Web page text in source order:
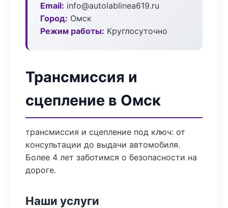
Email: info@autolablinea619.ru
Город: Омск
Режим работы: Круглосуточно
Трансмиссия и
сцепление в Омск
трансмиссия и сцепление под ключ: от
консультации до выдачи автомобиля.
Более 4 лет заботимся о безопасности на
дороге.
Наши услуги